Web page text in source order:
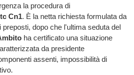
la procedura di
Cn1. È la netta richiesta formulata da
dopo che l'ultima seduta del
ha certificato una situazione
da presidente
assenti, impossibilità di